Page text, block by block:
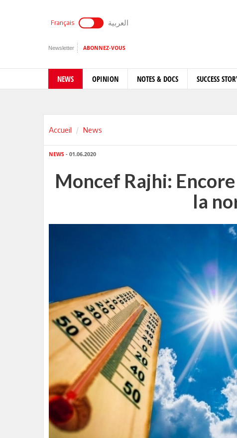
Français العربية
Newsletter ABONNEZ-VOUS
NEWS OPINION NOTES & DOCS SUCCESS
Accueil News
NEWS - 01.06.2020
Moncef Rajhi:
la